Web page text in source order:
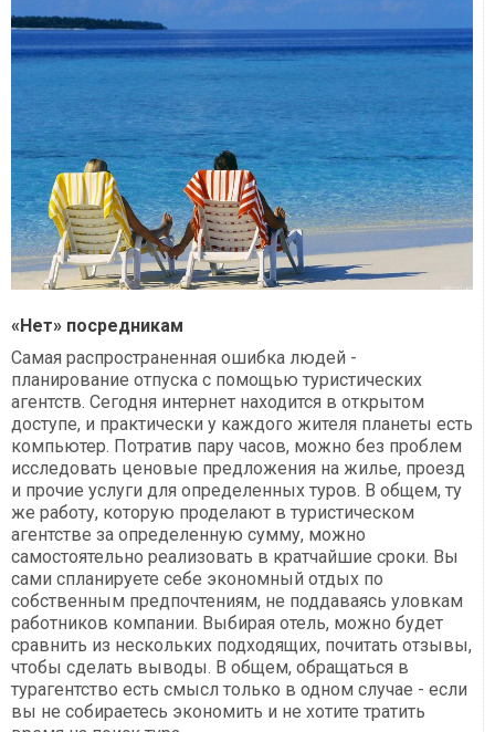
«Нет» посредникам
Самая распространенная ошибка людей -
планирование отпуска с помощью туристических
агентств. Сегодня интернет находится в открытом
доступе, и практически у каждого жителя планеты есть
компьютер. Потратив пару часов, можно без проблем
исследовать ценовые предложения на жилье, проезд
и прочие услуги для определенных туров. В общем, ту
же работу, которую проделают в туристическом
агентстве за определенную сумму, можно
самостоятельно реализовать в кратчайшие сроки. Вы
сами спланируете себе экономный отдых по
собственным предпочтениям, не поддаваясь уловкам
работников компании. Выбирая отель, можно будет
сравнить из нескольких подходящих, почитать отзывы,
чтобы сделать выводы. В общем, обращаться в
турагентство есть смысл только в одном случае - если
вы не собираетесь экономить и не хотите тратить